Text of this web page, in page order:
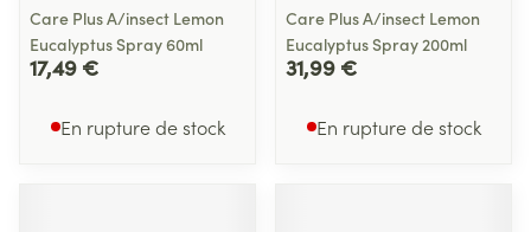
Care Plus A/insect Lemon
Eucalyptus Spray 60ml
17,49 €
En rupture de stock
Care Plus A/insect Lemon
Eucalyptus Spray 200ml
31,99 €
En rupture de stock